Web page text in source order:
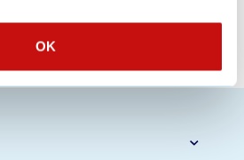
OK
Het CCV